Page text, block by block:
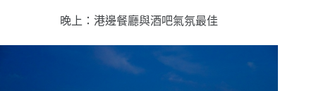
晚上：港邊餐廳與酒吧氣氛最佳